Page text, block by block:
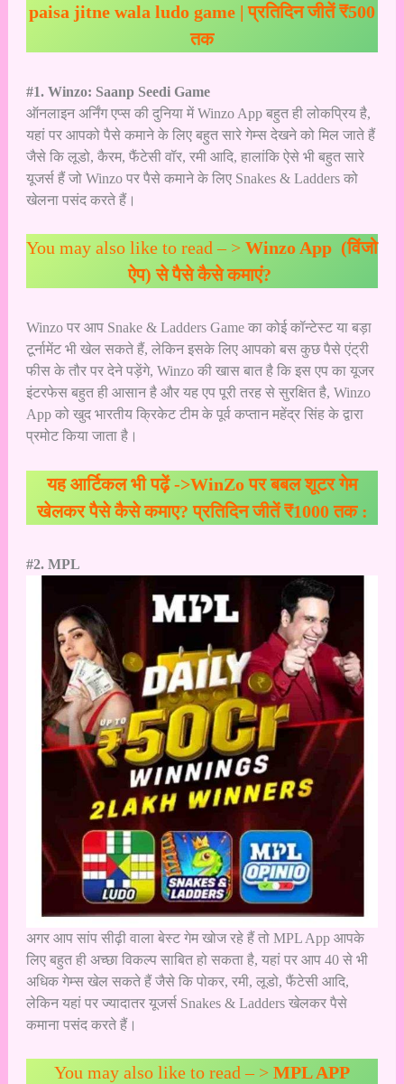
paisa jitne wala ludo game | प्रतिदिन जीतें ₹500
तक
#1. Winzo: Saanp Seedi Game
ऑनलाइन अर्निंग एप्स की दुनिया में Winzo App बहुत ही लोकप्रिय है,
यहां पर आपको पैसे कमाने के लिए बहुत सारे गेम्स देखने को मिल जाते हैं
जैसे कि लूडो, कैरम, फैंटेसी वॉर, रमी आदि, हालांकि ऐसे भी बहुत सारे
यूजर्स हैं जो Winzo पर पैसे कमाने के लिए Snakes & Ladders को
खेलना पसंद करते हैं।
You may also like to read – > Winzo App (विंजो
ऐप) से पैसे कैसे कमाएं?
Winzo पर आप Snake & Ladders Game का कोई कॉन्टेस्ट या बड़ा
टूर्नामेंट भी खेल सकते हैं, लेकिन इसके लिए आपको बस कुछ पैसे एंट्री
फीस के तौर पर देने पड़ेंगे, Winzo की खास बात है कि इस एप का यूजर
इंटरफेस बहुत ही आसान है और यह एप पूरी तरह से सुरक्षित है, Winzo
App को खुद भारतीय क्रिकेट टीम के पूर्व कप्तान महेंद्र सिंह के द्वारा
प्रमोट किया जाता है।
यह आर्टिकल भी पढ़ें ->WinZo पर बबल शूटर गेम
खेलकर पैसे कैसे कमाए? प्रतिदिन जीतें ₹1000 तक :
#2. MPL
अगर आप सांप सीढ़ी वाला बेस्ट गेम खोज रहे हैं तो MPL App आपके
लिए बहुत ही अच्छा विकल्प साबित हो सकता है, यहां पर आप 40 से भी
अधिक गेम्स खेल सकते हैं जैसे कि पोकर, रमी, लूडो, फैंटेसी आदि,
लेकिन यहां पर ज्यादातर यूजर्स Snakes & Ladders खेलकर पैसे
कमाना पसंद करते हैं।
You may also like to read – > MPL APP